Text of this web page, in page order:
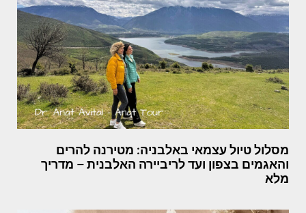
מסלול טיול עצמאי באלבניה: מטירנה להרים
והאגמים בצפון ועד לריביירה האלבנית – מדריך
מלא